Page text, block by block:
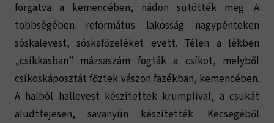
forgatva a kemencében, nádon sütötték meg. A
többségében református lakosság nagypénteken
sóskalevest, sóskafőzeléket evett. Télen a lékben
„csíkkasban” mázsaszám fogták a csíkot, melyből
csíkoskáposztát főztek vászon fazékban, kemencében.
A halból hallevest készítettek krumplival, a csukát
aludttejesen, savanyún készítették. Kecsegéből